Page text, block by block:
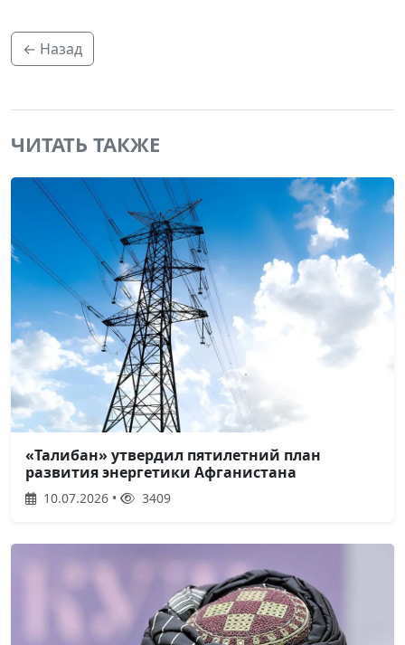
← Назад
ЧИТАТЬ ТАКЖЕ
«Талибан» утвердил пятилетний план
развития энергетики Афганистана
10.07.2026 • 3409